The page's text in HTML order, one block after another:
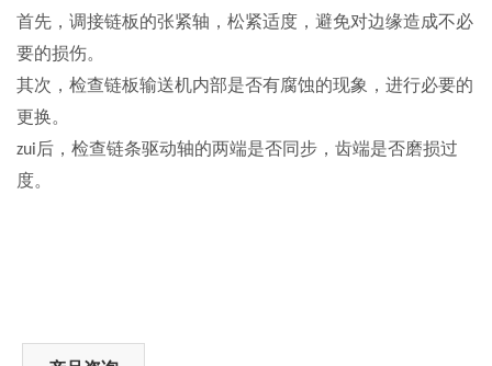
首先，调接链板的张紧轴，松紧适度，避免对边缘造成不必
要的损伤。
其次，检查链板输送机内部是否有腐蚀的现象，进行必要的
更换。
zui后，检查链条驱动轴的两端是否同步，齿端是否磨损过
度。